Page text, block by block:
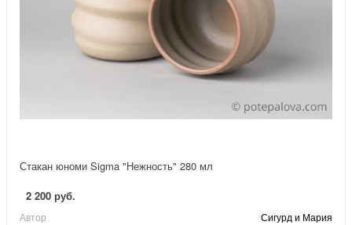
Стакан юноми Sigma "Нежность" 280 мл
2 200 руб.
Автор Сигурд и Мария